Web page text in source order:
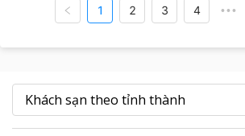
1 2 3 4 •••